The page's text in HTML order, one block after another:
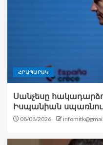
ՀՐԱՊԱՐԱԿ
Սանչեսը
Իսպանիան
08/08/2026